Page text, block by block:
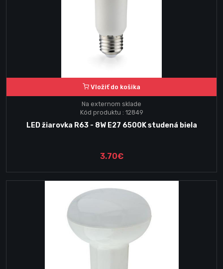
Vložiť do košika
Na externom sklade
Kód produktu : 12849
LED žiarovka R63 - 8W E27 6500K studená biela
3.70€